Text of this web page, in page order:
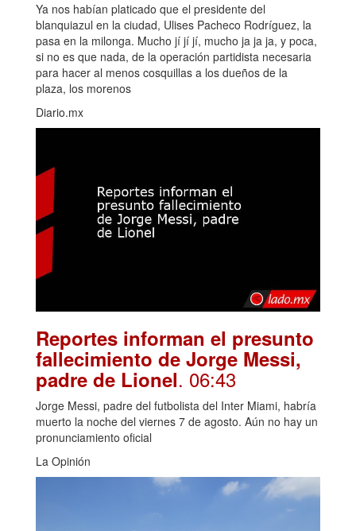
Ya nos habían platicado que el presidente del
blanquiazul en la ciudad, Ulises Pacheco Rodríguez, la
pasa en la milonga. Mucho jí jí jí, mucho ja ja ja, y poca,
si no es que nada, de la operación partidista necesaria
para hacer al menos cosquillas a los dueños de la
plaza, los morenos
Diario.mx
Reportes informan el presunto
fallecimiento de Jorge Messi,
padre de Lionel. 06:43
Jorge Messi, padre del futbolista del Inter Miami, habría
muerto la noche del viernes 7 de agosto. Aún no hay un
pronunciamiento oficial
La Opinión